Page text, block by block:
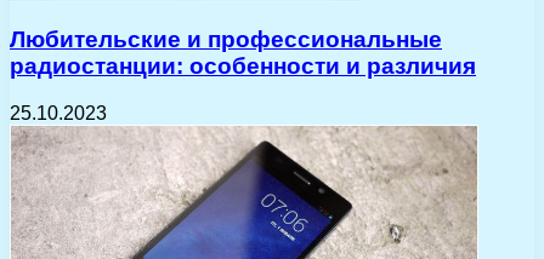
Любительские и профессиональные
радиостанции: особенности и различия
25.10.2023